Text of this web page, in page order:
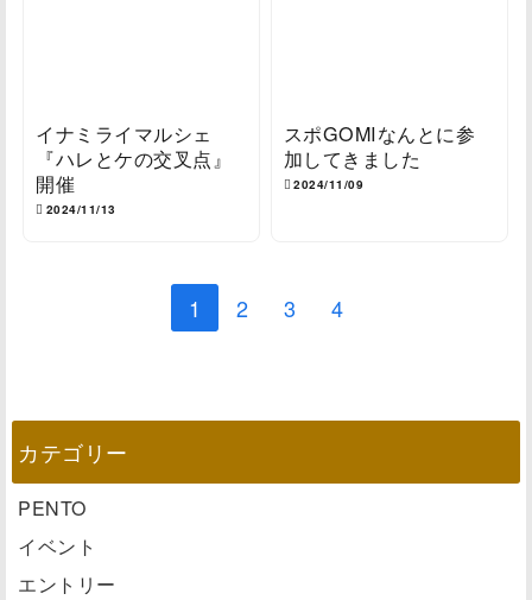
イナミライマルシェ
『ハレとケの交叉点』
開催
2024/11/13
スポGOMIなんとに参
加してきました
2024/11/09
1 2 3 4
カテゴリー
PENTO
イベント
エントリー